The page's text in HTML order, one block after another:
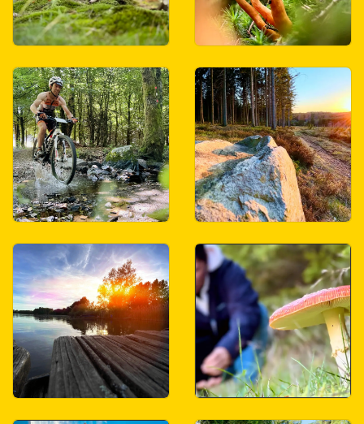
portret foto close up foto
actie fotografie landschapsfotografie